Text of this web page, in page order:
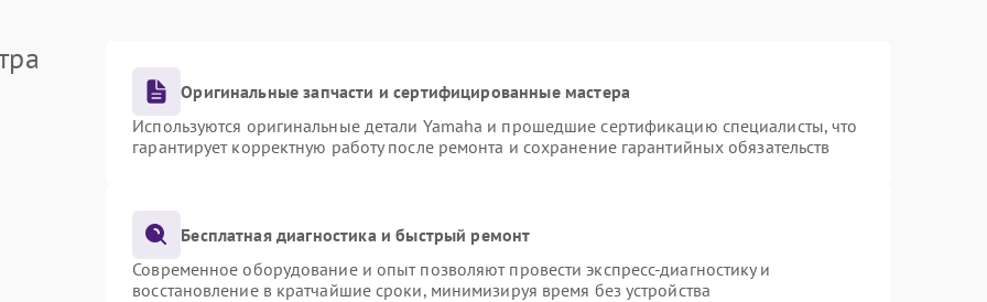
Оригинальные запчасти и сертифицированные мастера
Используются оригинальные детали Yamaha и прошедшие сертификацию специалисты, что
гарантирует корректную работу после ремонта и сохранение гарантийных обязательств
Бесплатная диагностика и быстрый ремонт
Современное оборудование и опыт позволяют провести экспресс-диагностику и
восстановление в кратчайшие сроки, минимизируя время без устройства